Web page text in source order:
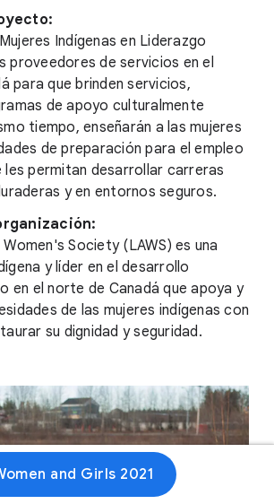
Indígenas en Liderazgo
proveedores de servicios en el
para que brinden servicios,
de apoyo culturalmente
tiempo, enseñarán a las mujeres
de preparación para el empleo
les permitan desarrollar carreras
y en entornos seguros.
Society (LAWS) es una
y líder en el desarrollo
en el norte de Canadá que apoya y
de las mujeres indígenas con
su dignidad y seguridad.
and Girls 2021